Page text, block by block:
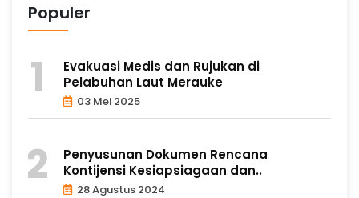
Populer
Evakuasi Medis dan Rujukan di
Pelabuhan Laut Merauke
03 Mei 2025
Penyusunan Dokumen Rencana
Kontijensi Kesiapsiagaan dan..
28 Agustus 2024